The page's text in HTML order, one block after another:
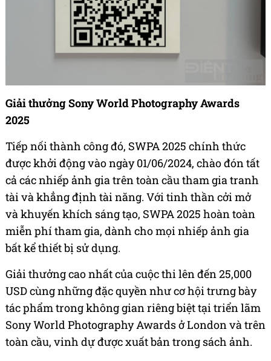
Giải thưởng Sony World Photography Awards
2025
Tiếp nối thành công đó, SWPA 2025 chính thức
được khởi động vào ngày 01/06/2024, chào đón tất
cả các nhiếp ảnh gia trên toàn cầu tham gia tranh
tài và khẳng định tài năng. Với tinh thần cởi mở
và khuyến khích sáng tạo, SWPA 2025 hoàn toàn
miễn phí tham gia, dành cho mọi nhiếp ảnh gia
bất kể thiết bị sử dụng.
Giải thưởng cao nhất của cuộc thi lên đến 25,000
USD cùng những đặc quyền như cơ hội trưng bày
tác phẩm trong không gian riêng biệt tại triển lãm
Sony World Photography Awards ở London và trên
toàn cầu, vinh dự được xuất bản trong sách ảnh.